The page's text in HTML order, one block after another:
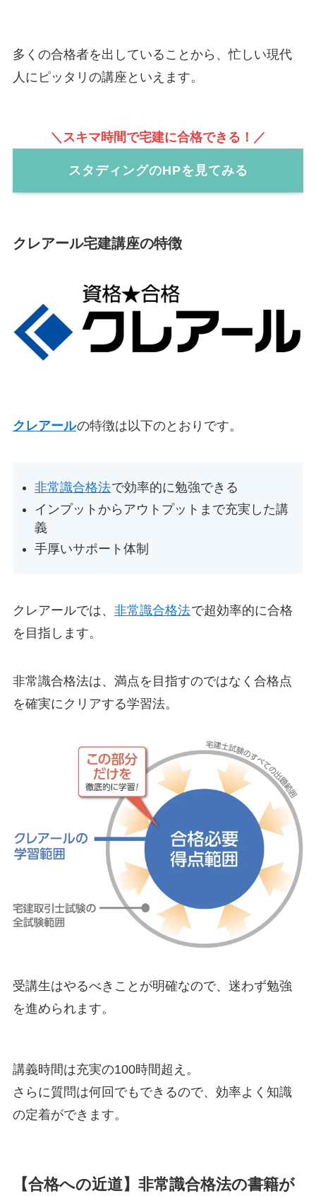
多くの合格者を出していることから、忙しい現代
人にピッタリの講座といえます。
＼スキマ時間で宅建に合格できる！／
スタディングのHPを見てみる
クレアール宅建講座の特徴
クレアールの特徴は以下のとおりです。
非常識合格法で効率的に勉強できる
インプットからアウトプットまで充実した講
義
手厚いサポート体制
クレアールでは、 非常識合格法で超効率的に合格
を目指します。
非常識合格法は、満点を目指すのではなく合格点
を確実にクリアする学習法。
受講生はやるべきことが明確なので、迷わず勉強
を進められます。
講義時間は充実の100時間超え。
さらに質問は何回でもできるので、効率よく知識
の定着ができます。
【合格への近道】非常識合格法の書籍が